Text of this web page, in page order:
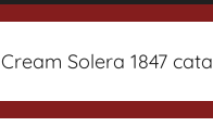
Cream Solera 1847 cata